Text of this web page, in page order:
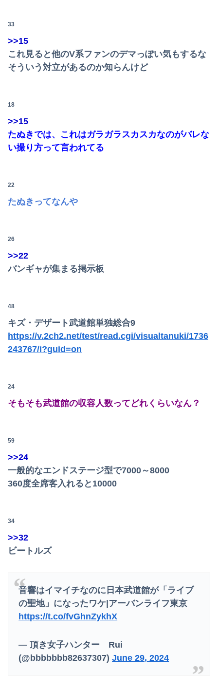
33
>>15
これ見ると他のV系ファンのデマっぽい気もするな
そういう対立があるのか知らんけど
18
>>15
たぬきでは、これはガラガラスカスカなのがバレな
い撮り方って言われてる
22
たぬきってなんや
26
>>22
バンギャが集まる掲示板
48
キズ・デザート武道館単独総合9
https://v.2ch2.net/test/read.cgi/visualtanuki/1736
243767/i?guid=on
24
そもそも武道館の収容人数ってどれくらいなん？
59
>>24
一般的なエンドステージ型で7000～8000
360度全席客入れると10000
34
>>32
ビートルズ
音響はイマイチなのに日本武道館が「ライブ
の聖地」になったワケ|アーバンライフ東京
https://t.co/fvGhnZykhX
— 頂き女子ハンター Rui
(@bbbbbbb82637307)June 29, 2024